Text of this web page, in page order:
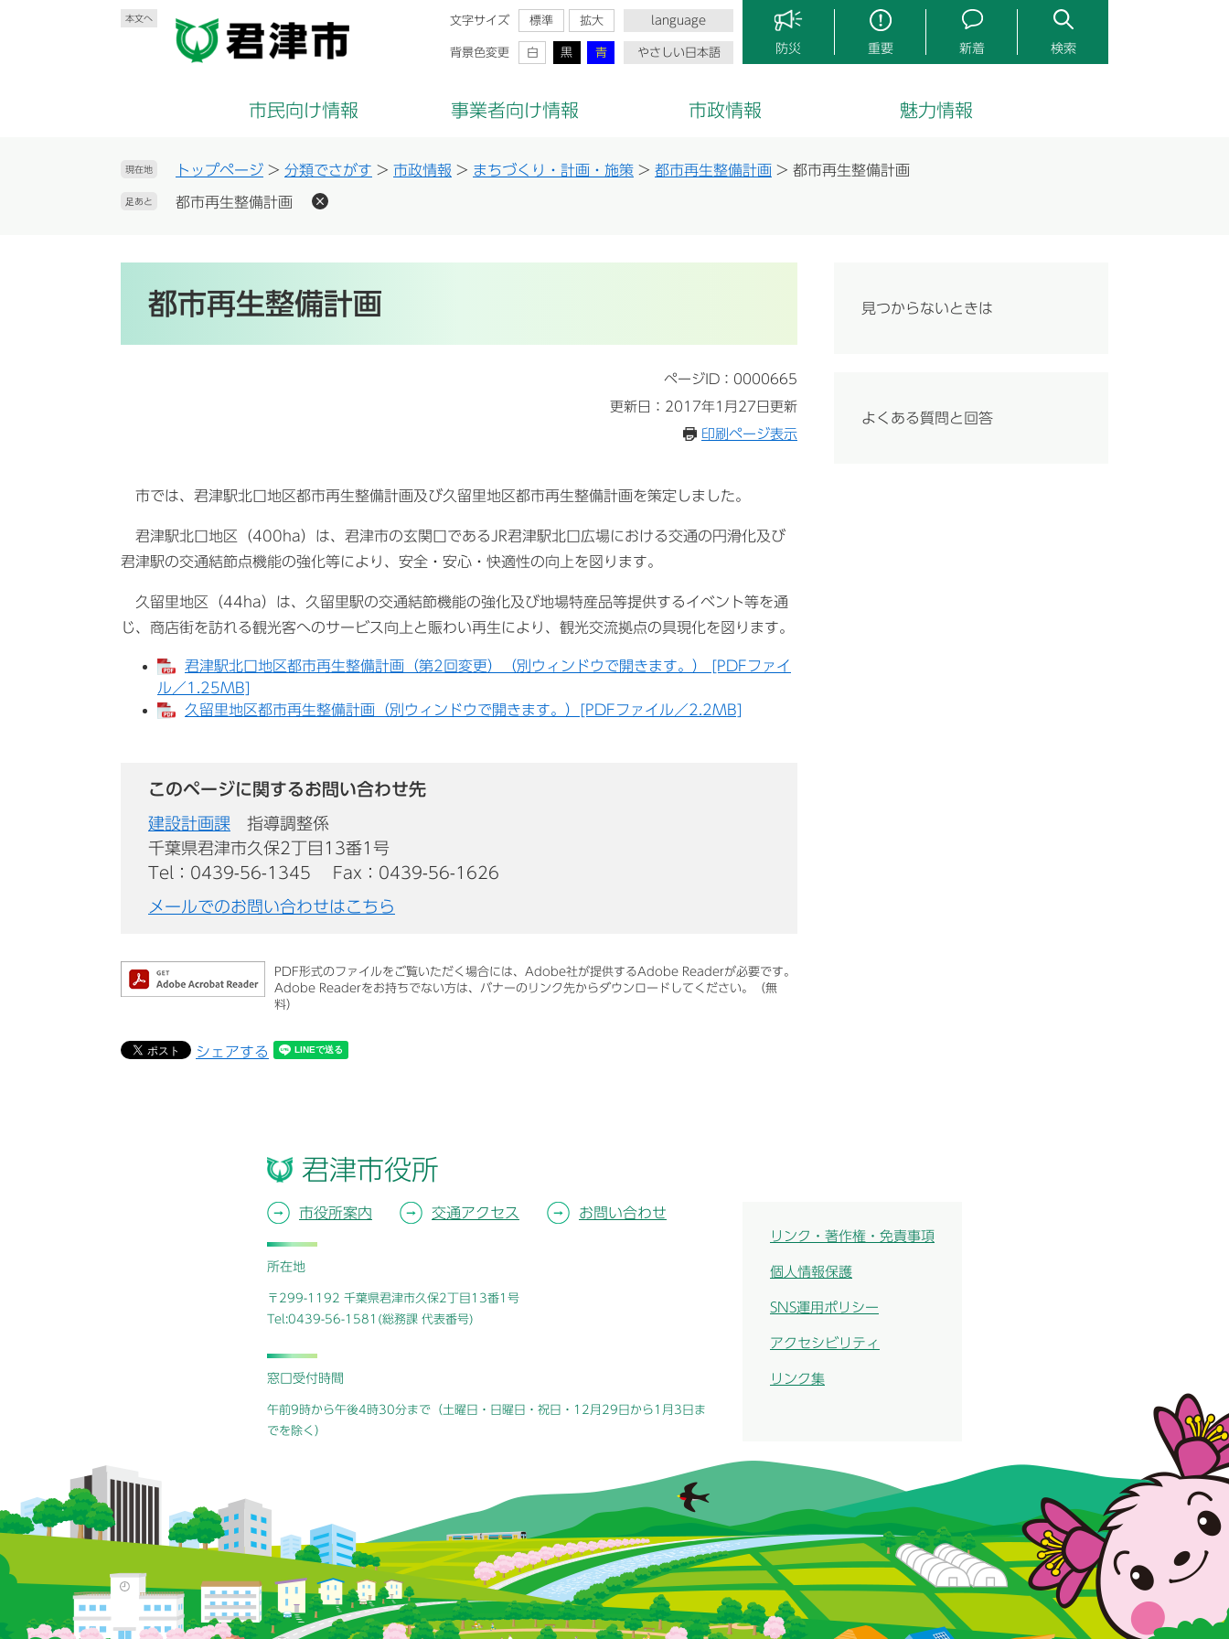
本文へ 文字サイズ 標準 拡大
背景色変更 白 黒 青
language
やさしい日本語 防災 重要 新着 検索
市民向け情報 事業者向け情報 市政情報 魅力情報
現在地 トップページ > 分類でさがす > 市政情報 > まちづくり・計画・施策 > 都市再生整備計画 > 都市再生整備計画
足あと 都市再生整備計画
都市再生整備計画
ページID：0000665
更新日：2017年1月27日更新
印刷ページ表示
市では、君津駅北口地区都市再生整備計画及び久留里地区都市再生整備計画を策定しました。
君津駅北口地区（400ha）は、君津市の玄関口であるJR君津駅北口広場における交通の円滑化及び
君津駅の交通結節点機能の強化等により、安全・安心・快適性の向上を図ります。
久留里地区（44ha）は、久留里駅の交通結節機能の強化及び地場特産品等提供するイベント等を通
じ、商店街を訪れる観光客へのサービス向上と賑わい再生により、観光交流拠点の具現化を図ります。
君津駅北口地区都市再生整備計画（第2回変更）（別ウィンドウで開きます。） [PDFファイ
ル／1.25MB]
久留里地区都市再生整備計画（別ウィンドウで開きます。）[PDFファイル／2.2MB]
このページに関するお問い合わせ先
建設計画課
指導調整係
千葉県君津市久保2丁目13番1号
Tel：0439-56-1345
Fax：0439-56-1626
メールでのお問い合わせはこちら
PDF形式のファイルをご覧いただく場合には、Adobe社が提供するAdobe Readerが必要です。
Adobe Readerをお持ちでない方は、バナーのリンク先からダウンロードしてください。（無
料）
シェアする
見つからないときは
よくある質問と回答
君津市役所
市役所案内 交通アクセス お問い合わせ
所在地
〒299-1192 千葉県君津市久保2丁目13番1号
Tel:0439-56-1581(総務課 代表番号)
窓口受付時間
午前9時から午後4時30分まで（土曜日・日曜日・祝日・12月29日から1月3日ま
でを除く）
リンク・著作権・免責事項
個人情報保護
SNS運用ポリシー
アクセシビリティ
リンク集